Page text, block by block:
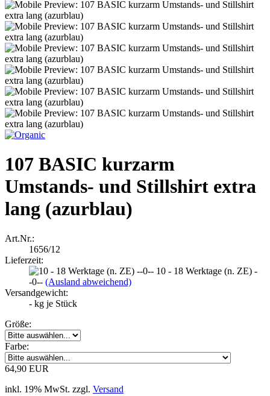
107 BASIC kurzarm
Umstands- und Stillshirt extra
lang (azurblau)
Art.Nr.:
1656/12
Lieferzeit:
10 - 18 Werktage (n. ZE) -
-0-- (Ausland abweichend)
Versandgewicht:
- kg je Stück
Größe:
Farbe:
64,90 EUR
inkl. 19% MwSt. zzgl. Versand